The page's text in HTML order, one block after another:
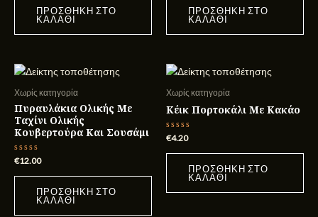
ΠΡΟΣΘΉΚΗ ΣΤΟ
ΚΑΛΆΘΙ
ΠΡΟΣΘΉΚΗ ΣΤΟ
ΚΑΛΆΘΙ
Χωρίς κατηγορία
Πυραυλάκια Ολικής Με
Ταχίνι Ολικής
Κουβερτούρα Και Σουσάμι
Βαθμολογήθηκε
0
€12.00
ΠΡΟΣΘΉΚΗ ΣΤΟ
ΚΑΛΆΘΙ
Χωρίς κατηγορία
Κέικ Πορτοκάλι Με Κακάο
Βαθμολογήθηκε
0
€4.20
ΠΡΟΣΘΉΚΗ ΣΤΟ
ΚΑΛΆΘΙ